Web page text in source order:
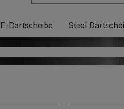
E-Dartscheibe Steel